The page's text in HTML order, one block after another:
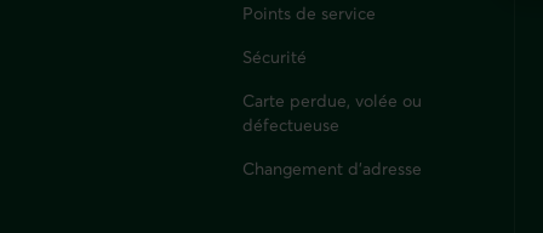
Points de service
Sécurité
Carte perdue, volée ou
défectueuse
Changement d'adresse